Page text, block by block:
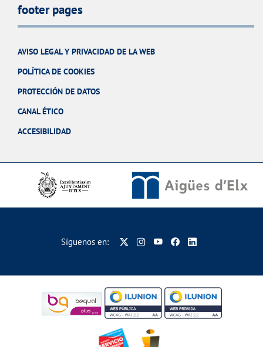
footer pages
AVISO LEGAL Y PRIVACIDAD DE LA WEB
POLÍTICA DE COOKIES
PROTECCIÓN DE DATOS
CANAL ÉTICO
ACCESIBILIDAD
Síguenos en: